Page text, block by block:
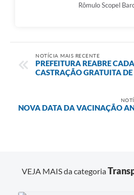
Rômulo Scopel
NOTÍCIA MAIS RECENTE
PREFEITURA REABRE
CASTRAÇÃO GRATUITA
NOVA DATA DA VACINAÇÃO
VEJA MAIS da categoria